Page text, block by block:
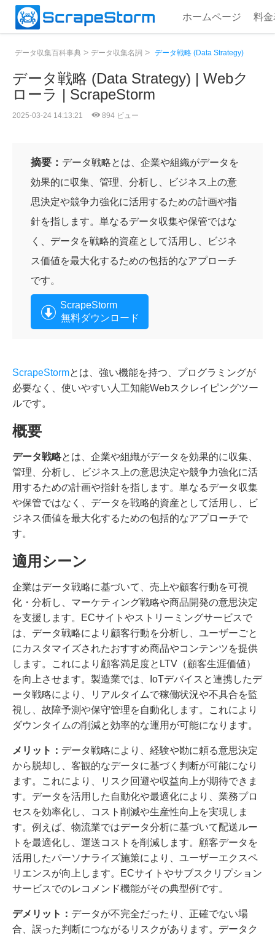
ホームページ 料金
データ収集百科事典 > データ収集名詞 > データ戦略 (Data Strategy)
データ戦略 (Data Strategy) | Webク
ローラ | ScrapeStorm
2025-03-24 14:13:21 894 ビュー
摘要： データ戦略とは、企業や組織がデータを
効果的に収集、管理、分析し、ビジネス上の意
思決定や競争力強化に活用するための計画や指
針を指します。単なるデータ収集や保管ではな
く、データを戦略的資産として活用し、ビジネ
ス価値を最大化するための包括的なアプローチ
です。
ScrapeStorm
無料ダウンロード
ScrapeStormとは、強い機能を持つ、プログラミングが
必要なく、使いやすい人工知能Webスクレイピングツー
ルです。
概要
データ戦略とは、企業や組織がデータを効果的に収集、
管理、分析し、ビジネス上の意思決定や競争力強化に活
用するための計画や指針を指します。単なるデータ収集
や保管ではなく、データを戦略的資産として活用し、ビ
ジネス価値を最大化するための包括的なアプローチで
す。
適用シーン
企業はデータ戦略に基づいて、売上や顧客行動を可視
化・分析し、マーケティング戦略や商品開発の意思決定
を支援します。ECサイトやストリーミングサービスで
は、データ戦略により顧客行動を分析し、ユーザーごと
にカスタマイズされたおすすめ商品やコンテンツを提供
します。これにより顧客満足度とLTV（顧客生涯価値）
を向上させます。製造業では、IoTデバイスと連携したデ
ータ戦略により、リアルタイムで稼働状況や不具合を監
視し、故障予測や保守管理を自動化します。これにより
ダウンタイムの削減と効率的な運用が可能になります。
メリット： データ戦略により、経験や勘に頼る意思決定
から脱却し、客観的なデータに基づく判断が可能になり
ます。これにより、リスク回避や収益向上が期待できま
す。データを活用した自動化や最適化により、業務プロ
セスを効率化し、コスト削減や生産性向上を実現しま
す。例えば、物流業ではデータ分析に基づいて配送ルー
トを最適化し、運送コストを削減します。顧客データを
活用したパーソナライズ施策により、ユーザーエクスペ
リエンスが向上します。ECサイトやサブスクリプション
サービスでのレコメンド機能がその典型例です。
デメリット： データが不完全だったり、正確でない場
合、誤った判断につながるリスクがあります。データク